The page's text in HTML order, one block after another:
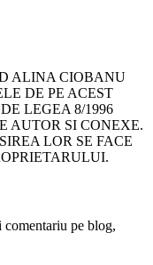
ALINA CIOBANU
DE PE ACEST
LEGEA 8/1996
AUTOR SI CONEXE.
LOR SE FACE
comentariu pe blog,